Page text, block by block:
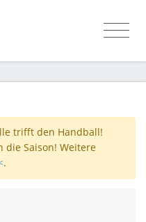
trifft den Handball!
die Saison! Weitere
.